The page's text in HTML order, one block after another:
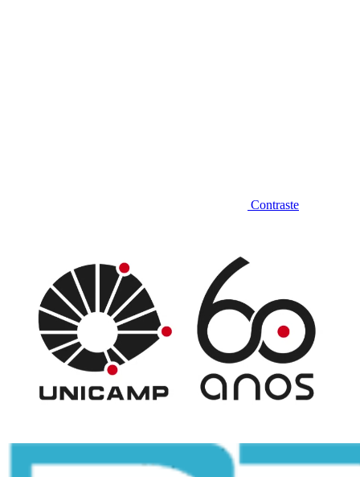
Contraste